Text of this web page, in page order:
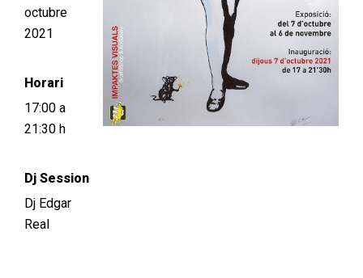
octubre
2021
Horari
17:00 a
21:30 h
Dj Session
Dj Edgar
Real